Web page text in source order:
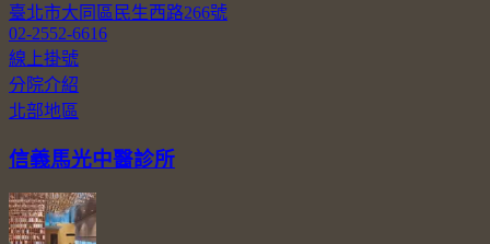
臺北市大同區民生西路266號
02-2552-6616
線上掛號
分院介紹
北部地區
信義馬光中醫診所